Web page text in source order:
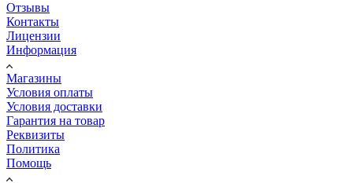
Отзывы
Контакты
Лицензии
Информация
Магазины
Условия оплаты
Условия доставки
Гарантия на товар
Реквизиты
Политика
Помощь